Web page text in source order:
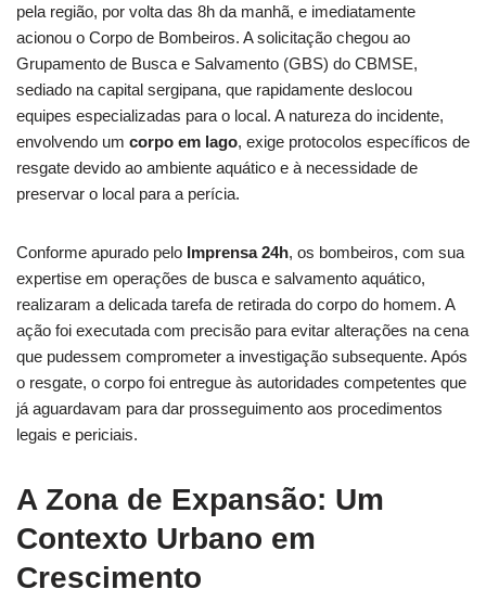
pela região, por volta das 8h da manhã, e imediatamente
acionou o Corpo de Bombeiros. A solicitação chegou ao
Grupamento de Busca e Salvamento (GBS) do CBMSE,
sediado na capital sergipana, que rapidamente deslocou
equipes especializadas para o local. A natureza do incidente,
envolvendo um corpo em lago, exige protocolos específicos de
resgate devido ao ambiente aquático e à necessidade de
preservar o local para a perícia.
Conforme apurado pelo Imprensa 24h, os bombeiros, com sua
expertise em operações de busca e salvamento aquático,
realizaram a delicada tarefa de retirada do corpo do homem. A
ação foi executada com precisão para evitar alterações na cena
que pudessem comprometer a investigação subsequente. Após
o resgate, o corpo foi entregue às autoridades competentes que
já aguardavam para dar prosseguimento aos procedimentos
legais e periciais.
A Zona de Expansão: Um
Contexto Urbano em
Crescimento